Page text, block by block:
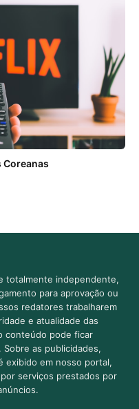
Coreanas
totalmente independente,
para aprovação ou
redatores trabalharem
e atualidade das
conteúdo pode ficar
as publicidades,
exibido em nosso portal,
serviços prestados por